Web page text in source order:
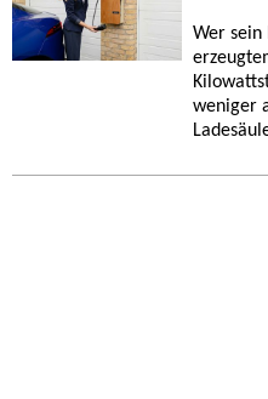
Wer sein
weniger